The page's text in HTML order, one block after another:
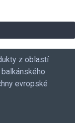
z oblastí
evropské